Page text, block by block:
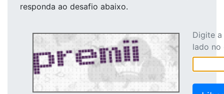
responda ao desafio abaixo.
Digite
lado no